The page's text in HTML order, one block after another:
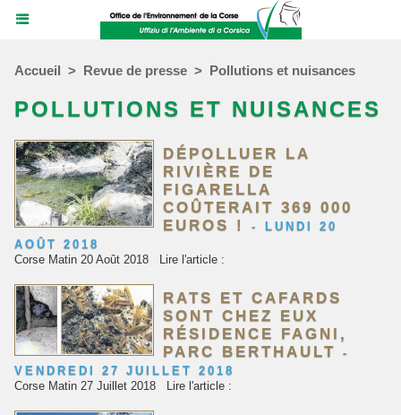
Accueil > Revue de presse > Pollutions et nuisances
POLLUTIONS ET NUISANCES
DÉPOLLUER LA
RIVIÈRE DE
FIGARELLA
COÛTERAIT 369 000
EUROS !
-
LUNDI 20
AOÛT 2018
Corse Matin 20 Août 2018 Lire l'article :
RATS ET CAFARDS
SONT CHEZ EUX
RÉSIDENCE FAGNI,
PARC BERTHAULT
-
VENDREDI 27 JUILLET 2018
Corse Matin 27 Juillet 2018 Lire l'article :